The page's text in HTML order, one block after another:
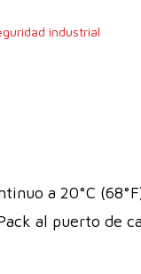
industrial
a 20°C
al puerto de